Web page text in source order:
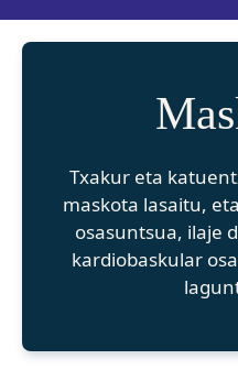
Txakur eta
maskota lasaitu,
osasuntsua, ilaje
kardiobaskular